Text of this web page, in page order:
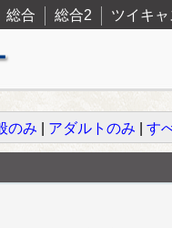
総合 総合2 ツイキャ
のみ アダルトのみ す